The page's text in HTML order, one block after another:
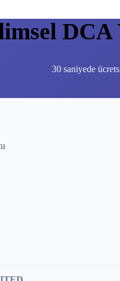
DCA
30 saniyede